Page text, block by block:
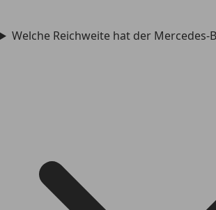
Welche Reichweite hat der Mercedes-